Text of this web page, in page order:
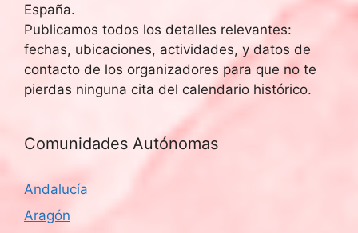
España.
Publicamos todos los detalles relevantes:
fechas, ubicaciones, actividades, y datos de
contacto de los organizadores para que no te
pierdas ninguna cita del calendario histórico.
Comunidades Autónomas
Andalucía
Aragón